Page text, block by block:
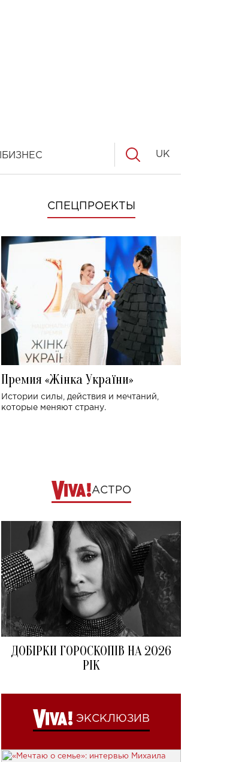
БИЗНЕС UK
СПЕЦПРОЕКТЫ
Премия «Жінка України»
Истории силы, действия и мечтаний,
которые меняют страну.
АСТРО
ДОБІРКИ ГОРОСКОПІВ НА 2026
РІК
ЭКСКЛЮЗИВ